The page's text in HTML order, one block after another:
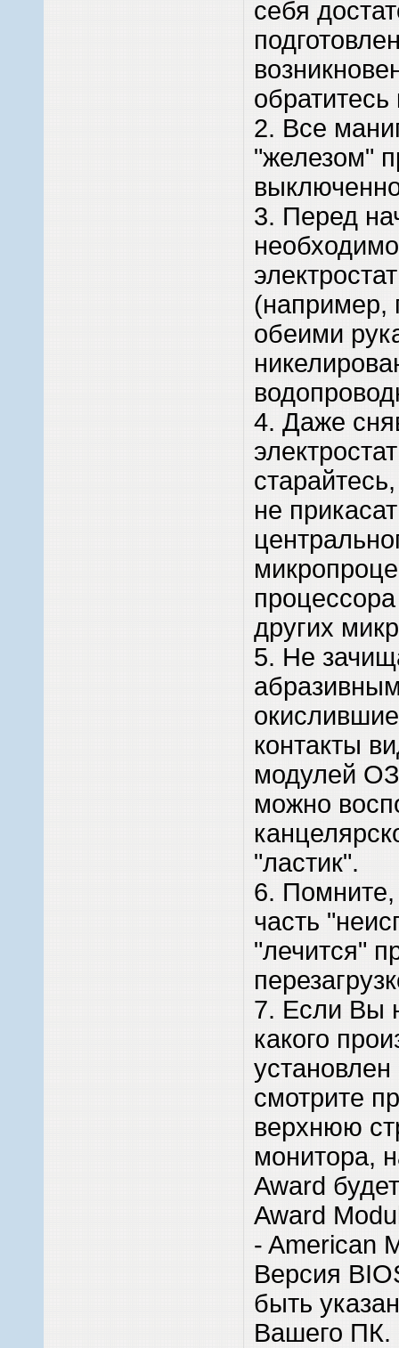
себя
2. Все
"железом"
3. Перед
(например,
обеими
4. Даже
не
других
5. Не
контакты
модулей
можно
"ластик".
6.
часть
"лечится"
7. Если Вы
какого
смотрите
верхнюю
монитора,
Award
Award
- American
Версия
быть
Вашего ПК.